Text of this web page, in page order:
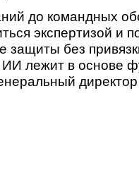
до командных
экспертизой и
без
лежит в основе